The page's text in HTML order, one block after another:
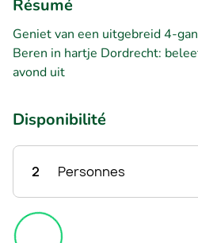
Résumé
Geniet van een uitgebreid 4-
Beren in hartje Dordrecht:
avond uit
Disponibilité
2 Personnes